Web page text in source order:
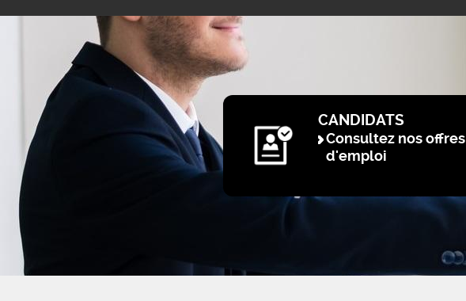
CANDIDATS
Consultez nos offres
d'emploi